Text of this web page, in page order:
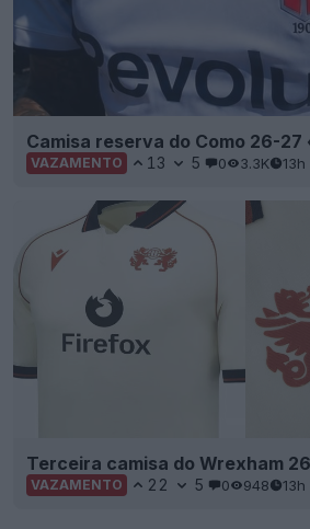
Camisa reserva do Como 26-27
VAZAMENTO 13 5 0 3.3K 13h
Terceira camisa do Wrexham
VAZAMENTO 22 5 0 948 13h